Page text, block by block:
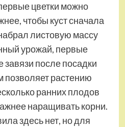
цветки можно
чтобы куст сначала
листовую массу
урожай, первые
завязи после посадки
позволяет растению
ранних плодов
наращивать корни.
здесь нет, но для